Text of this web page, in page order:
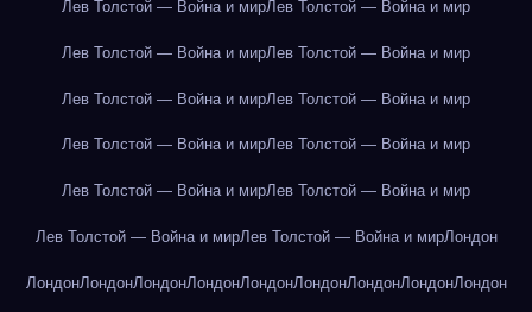
Лев Толстой — Война и мирЛев Толстой — Война и мир
Лев Толстой — Война и мирЛев Толстой — Война и мир
Лев Толстой — Война и мирЛев Толстой — Война и мир
Лев Толстой — Война и мирЛев Толстой — Война и мир
Лев Толстой — Война и мирЛев Толстой — Война и мир
Лев Толстой — Война и мирЛев Толстой — Война и мирЛондон
ЛондонЛондонЛондонЛондонЛондонЛондонЛондонЛондонЛондон